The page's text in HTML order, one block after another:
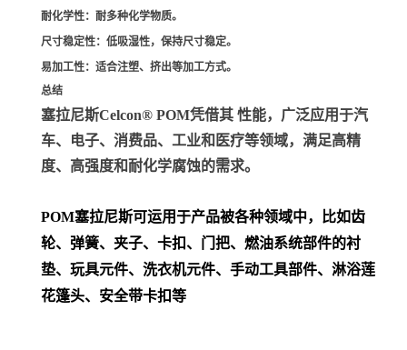
耐化学性：耐多种化学物质。
尺寸稳定性：低吸湿性，保持尺寸稳定。
易加工性：适合注塑、挤出等加工方式。
总结
塞拉尼斯Celcon® POM凭借其 性能，广泛应用于汽
车、电子、消费品、工业和医疗等领域，满足高精
度、高强度和耐化学腐蚀的需求。
POM塞拉尼斯可运用于产品被各种领域中，比如齿
轮、弹簧、夹子、卡扣、门把、 燃油系统部件的衬
垫、玩具元件、洗衣机元件、手动工具部件、淋浴莲
花篷头、安全带卡扣等